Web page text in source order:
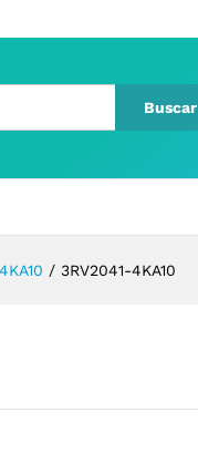
Buscar
/ 3RV2041-4KA10